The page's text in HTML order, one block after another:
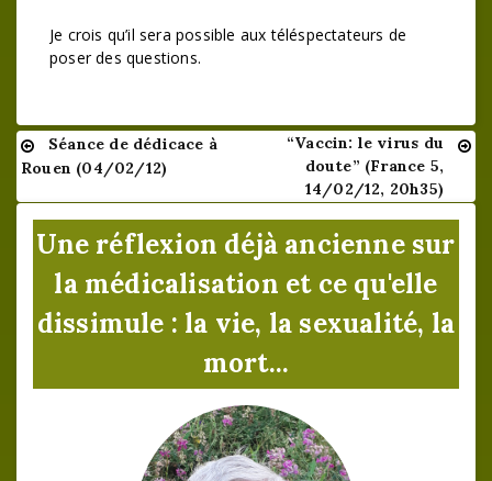
Je crois qu’il sera possible aux téléspectateurs de
poser des questions.
Navigation
de
l’article
Séance de dédicace à
Rouen (04/02/12)
“Vaccin: le virus du
doute” (France 5,
14/02/12, 20h35)
Une réflexion déjà ancienne sur
la médicalisation et ce qu'elle
dissimule : la vie, la sexualité, la
mort...